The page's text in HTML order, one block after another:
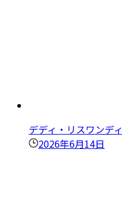
デディ・リスワンディ
2026年6月14日